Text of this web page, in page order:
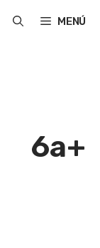
MENÚ
6a+